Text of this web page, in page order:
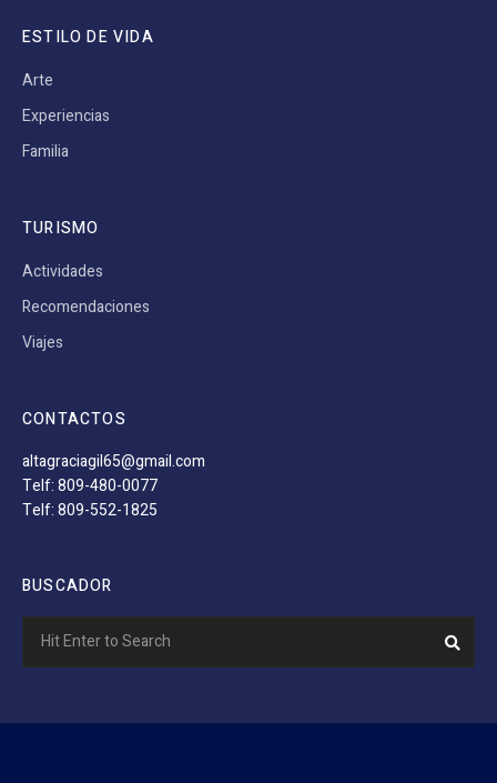
ESTILO DE VIDA
Arte
Experiencias
Familia
TURISMO
Actividades
Recomendaciones
Viajes
CONTACTOS
altagraciagil65@gmail.com
Telf: 809-480-0077
Telf: 809-552-1825
BUSCADOR
for: